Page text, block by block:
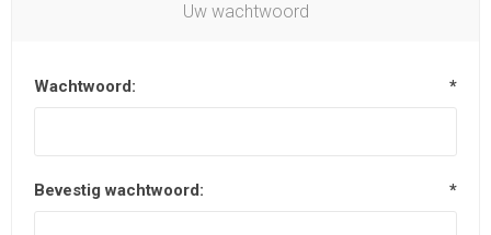
Uw wachtwoord
Wachtwoord: *
Bevestig wachtwoord: *